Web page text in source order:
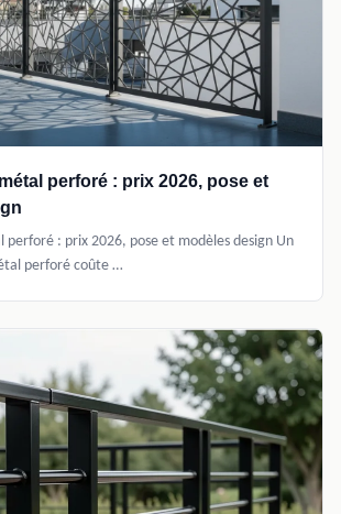
perforé : prix 2026, pose et
perforé : prix 2026, pose et modèles design Un
perforé coûte …